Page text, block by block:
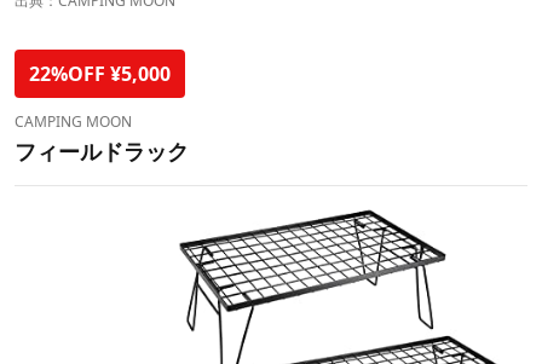
22%OFF ¥5,000
CAMPING MOON
フィールドラック